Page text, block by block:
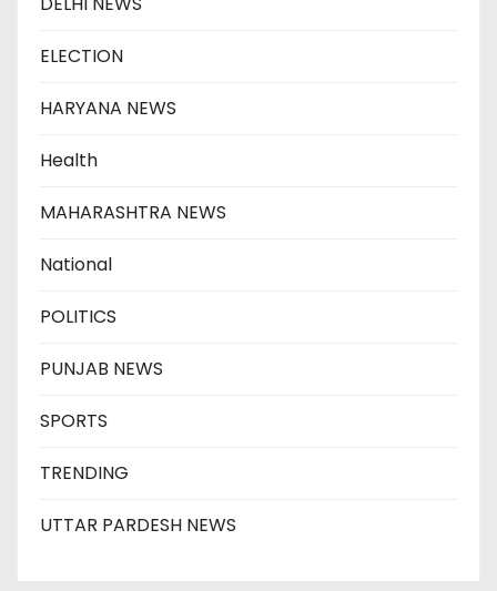
ELECTION
HARYANA NEWS
Health
MAHARASHTRA NEWS
National
POLITICS
PUNJAB NEWS
SPORTS
TRENDING
UTTAR PARDESH NEWS